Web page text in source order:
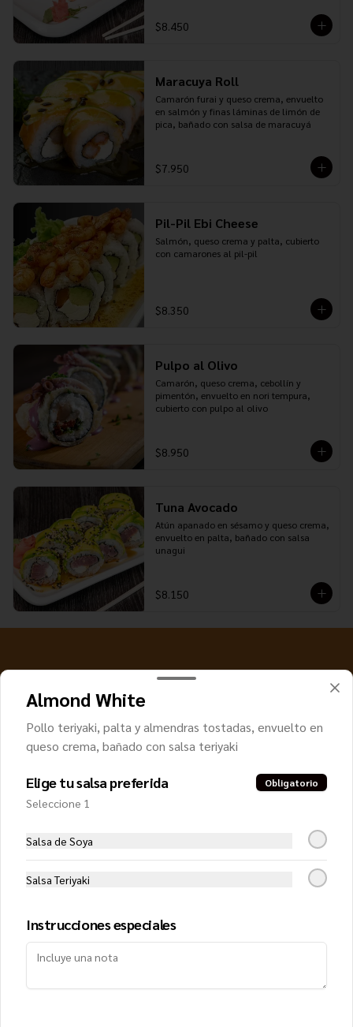
$8.450
Maracuya Roll
Camarón furai y queso crema, envuelto
en salmón y finas láminas de limón de
pica, bañado con salsa de maracuyá
$7.950
Pil-Pil Ebi Cheese
Salmón, queso crema y palta, cubierto
con camarones al pil-pil
$8.350
Pulpo al Olivo
Camarón, queso crema, cebollín y
pimentón, envuelto en nori tempura,
cubierto con pulpo al olivo
$8.950
Tuna Avocado
Atún apanado en sésamo y queso crema,
envuelto en palta, bañado con salsa
unagui
$8.150
Conócenos
Zona de despacho
Términos y condiciones
Política de privacidad
Mi cuenta
Iniciar sesión
Almond White
Pollo teriyaki, palta y almendras tostadas, envuelto en
queso crema, bañado con salsa teriyaki
Elige tu salsa preferida Obligatorio
Seleccione 1
Salsa de Soya
Salsa Teriyaki
Instrucciones especiales